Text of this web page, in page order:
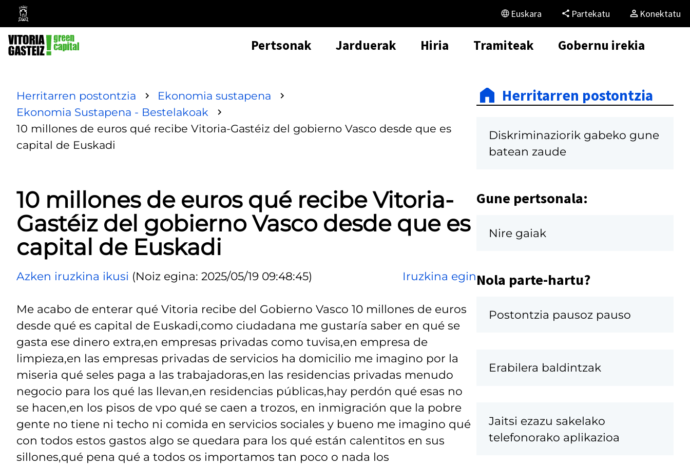
Vitoria-
Gasteizko
Udala
Euskara Partekatu Konektatu
Pertsonak Jarduerak Hiria Tramiteak Gobernu irekia
Herritarren postontzia
Ekonomia sustapena
Ekonomia Sustapena - Bestelakoak
10 millones de euros qué recibe Vitoria-Gastéiz del gobierno Vasco desde que es
capital de Euskadi
10 millones de euros qué recibe Vitoria-
Gastéiz del gobierno Vasco desde que es
capital de Euskadi
Azken iruzkina ikusi (Noiz egina: 2025/05/19 09:48:45) Iruzkina egin
Me acabo de enterar qué Vitoria recibe del Gobierno Vasco 10 millones de euros
desde qué es capital de Euskadi,como ciudadana me gustaría saber en qué se
gasta ese dinero extra,en empresas privadas como tuvisa,en empresa de
limpieza,en las empresas privadas de servicios ha domicilio me imagino por la
miseria qué seles paga a las trabajadoras,en las residencias privadas menudo
negocio para los qué las llevan,en residencias públicas,hay perdón qué esas no
se hacen,en los pisos de vpo qué se caen a trozos, en inmigración que la pobre
gente no tiene ni techo ni comida en servicios sociales y bueno me imagino qué
con todos estos gastos algo se quedara para los qué están calentitos en sus
sillones,qué pena qué a todos os importamos tan poco o nada los
Herritarren postontzia
Diskriminaziorik gabeko gune
batean zaude
Gune pertsonala:
Nire gaiak
Nola parte-hartu?
Postontzia pausoz pauso
Erabilera baldintzak
Jaitsi ezazu sakelako
telefonorako aplikazioa